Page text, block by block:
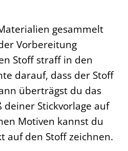
gesammelt
Vorbereitung
Stoff straff in den
darauf, dass der Stoff
überträgst du das
Stickvorlage auf
Motiven kannst du
auf den Stoff zeichnen.